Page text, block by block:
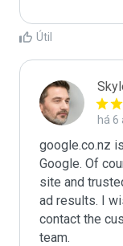
Útil
há 6
google.co.nz
Google. Of
site and
ad results. I
contact the
team.